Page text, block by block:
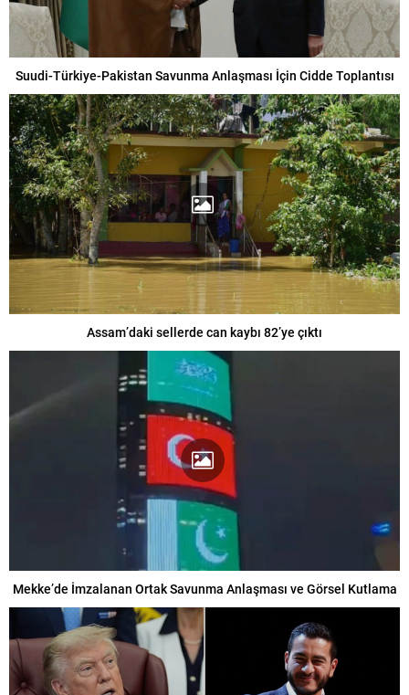
Suudi-Türkiye-Pakistan Savunma Anlaşması İçin Cidde Toplantısı
Assam’daki sellerde can kaybı 82’ye çıktı
Mekke’de İmzalanan Ortak Savunma Anlaşması ve Görsel Kutlama